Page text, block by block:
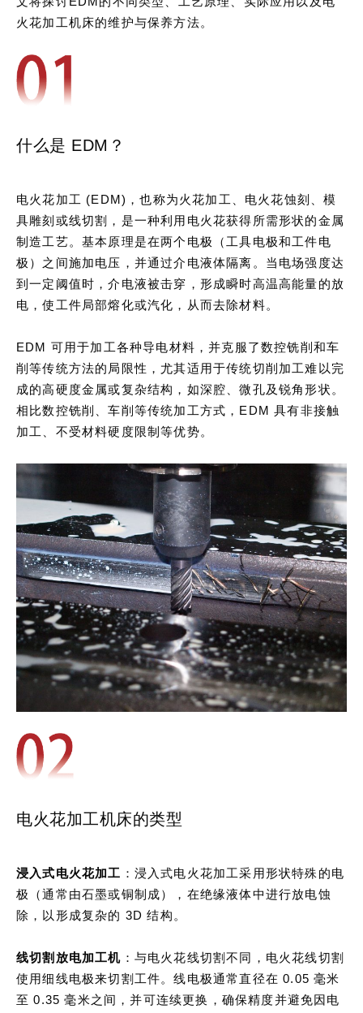
火花加工机床的维护与保养方法。
什么是 EDM？
电火花加工 (EDM)，也称为火花加工、电火花蚀刻、模
具雕刻或线切割，是一种利用电火花获得所需形状的金属
制造工艺。基本原理是在两个电极（工具电极和工件电
极）之间施加电压，并通过介电液体隔离。当电场强度达
到一定阈值时，介电液被击穿，形成瞬时高温高能量的放
电，使工件局部熔化或汽化，从而去除材料。
EDM 可用于加工各种导电材料，并克服了数控铣削和车
削等传统方法的局限性，尤其适用于传统切削加工难以完
成的高硬度金属或复杂结构，如深腔、微孔及锐角形状。
相比数控铣削、车削等传统加工方式，EDM 具有非接触
加工、不受材料硬度限制等优势。
电火花加工机床的类型
浸入式电火花加工 ：浸入式电火花加工采用形状特殊的电
极（通常由石墨或铜制成），在绝缘液体中进行放电蚀
除，以形成复杂的 3D 结构。
线切割放电加工机 ：与电火花线切割不同，电火花线切割
使用细线电极来切割工件。线电极通常直径在 0.05 毫米
至 0.35 毫米之间，并可连续更换，确保精度并避免因电